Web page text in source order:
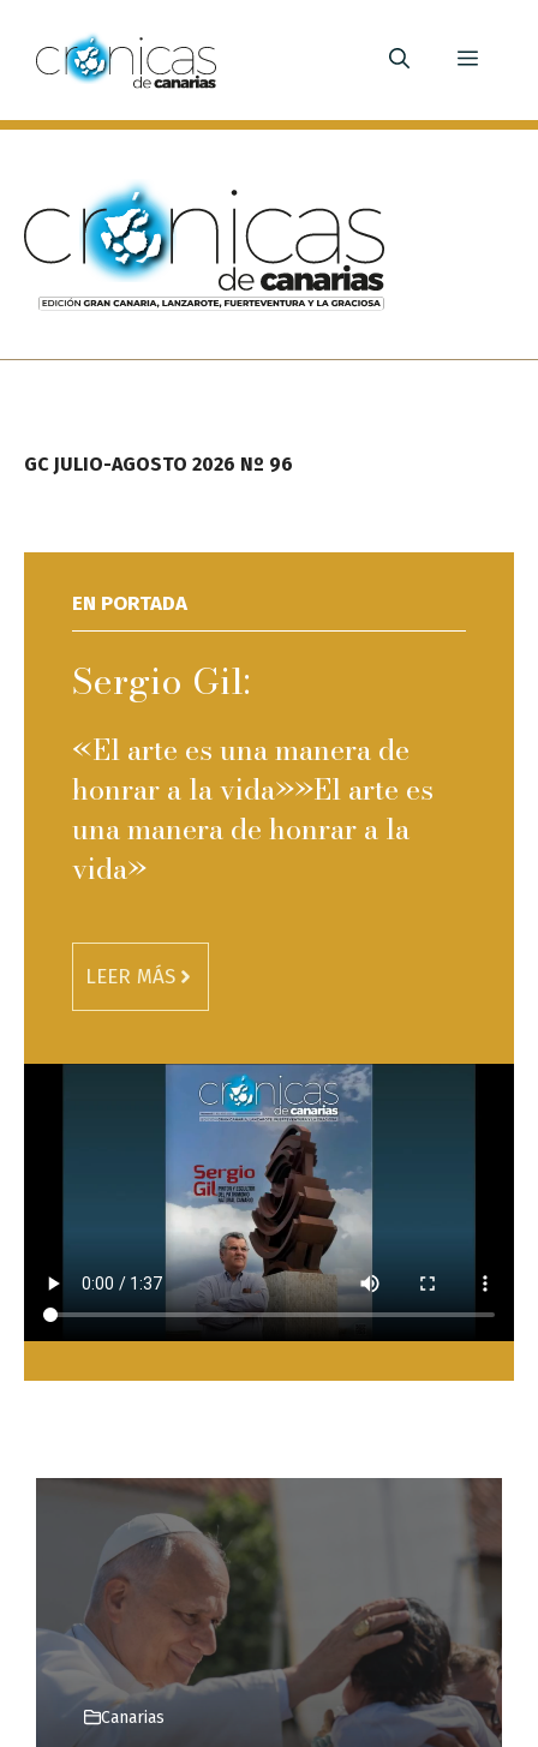
contenido
Menú
GC JULIO-AGOSTO 2026 Nº 96
EN PORTADA
Sergio Gil:
«El arte es una manera de
honrar a la vida»»El arte es
una manera de honrar a la
vida»
LEER MÁS
Canarias